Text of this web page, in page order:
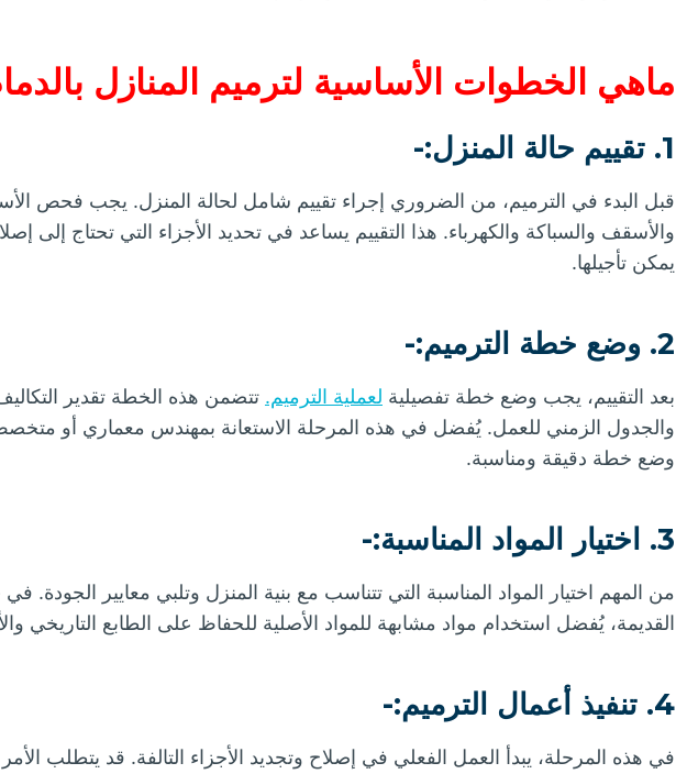
ماهي الخطوات الأساسية لترميم المنازل
1. تقييم حالة المنزل:-
قبل البدء في الترميم، من الضروري إجراء تقييم شامل لحالة المنزل. يجب فحص
والأسقف والسباكة والكهرباء. هذا التقييم يساعد في تحديد الأجزاء التي تحتاج إلى
يمكن تأجيلها.
2. وضع خطة الترميم:-
بعد التقييم، يجب وضع خطة تفصيلية لعملية الترميم. تتضمن هذه الخطة تقدير
والجدول الزمني للعمل. يُفضل في هذه المرحلة الاستعانة بمهندس معماري أو
وضع خطة دقيقة ومناسبة.
3. اختيار المواد المناسبة:-
من المهم اختيار المواد المناسبة التي تتناسب مع بنية المنزل وتلبي معايير الجودة. في
القديمة، يُفضل استخدام مواد مشابهة للمواد الأصلية للحفاظ على الطابع التاريخي
4. تنفيذ أعمال الترميم:-
في هذه المرحلة، يبدأ العمل الفعلي في إصلاح وتجديد الأجزاء التالفة. قد يتطلب